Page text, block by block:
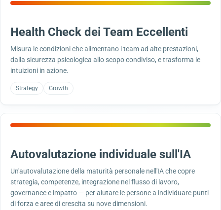
Health Check dei Team Eccellenti
Misura le condizioni che alimentano i team ad alte prestazioni,
dalla sicurezza psicologica allo scopo condiviso, e trasforma le
intuizioni in azione.
Strategy Growth
Autovalutazione individuale sull'IA
Un'autovalutazione della maturità personale nell'IA che copre
strategia, competenze, integrazione nel flusso di lavoro,
governance e impatto — per aiutare le persone a individuare punti
di forza e aree di crescita su nove dimensioni.